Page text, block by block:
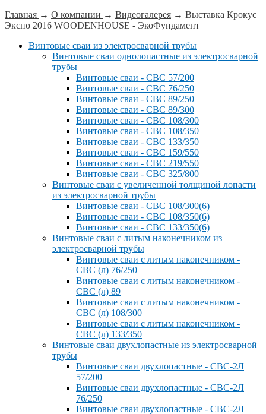
Главная → О компании → Видеогалерея → Выставка Крокус
Экспо 2016 WOODENHOUSE - ЭкоФундамент
Винтовые сваи из электросварной трубы
Винтовые сваи однолопастные из электросварной
трубы
Винтовые сваи - СВС 57/200
Винтовые сваи - СВС 76/250
Винтовые сваи - СВС 89/250
Винтовые сваи - СВС 89/300
Винтовые сваи - СВС 108/300
Винтовые сваи - СВС 108/350
Винтовые сваи - СВС 133/350
Винтовые сваи - СВС 159/550
Винтовые сваи - СВС 219/550
Винтовые сваи - СВС 325/800
Винтовые сваи с увеличенной толщиной лопасти
из электросварной трубы
Винтовые сваи - СВС 108/300(6)
Винтовые сваи - СВС 108/350(6)
Винтовые сваи - СВС 133/350(6)
Винтовые сваи с литым наконечником из
электросварной трубы
Винтовые сваи с литым наконечником -
СВС (л) 76/250
Винтовые сваи с литым наконечником -
СВС (л) 89
Винтовые сваи с литым наконечником -
СВС (л) 108/300
Винтовые сваи с литым наконечником -
СВС (л) 133/350
Винтовые сваи двухлопастные из электросварной
трубы
Винтовые сваи двухлопастные - СВС-2Л
57/200
Винтовые сваи двухлопастные - СВС-2Л
76/250
Винтовые сваи двухлопастные - СВС-2Л